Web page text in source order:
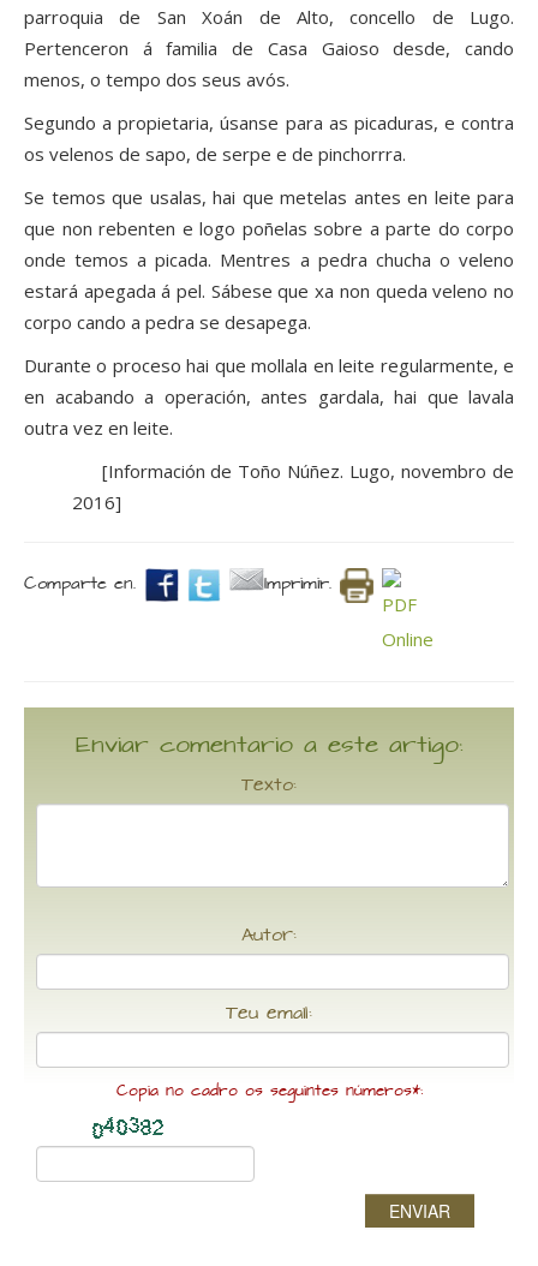
parroquia de San Xoán de Alto, concello de Lugo.
Pertenceron á familia de Casa Gaioso desde, cando
menos, o tempo dos seus avós.
Segundo a propietaria, úsanse para as picaduras, e contra
os velenos de sapo, de serpe e de pinchorrra.
Se temos que usalas, hai que metelas antes en leite para
que non rebenten e logo poñelas sobre a parte do corpo
onde temos a picada. Mentres a pedra chucha o veleno
estará apegada á pel. Sábese que xa non queda veleno no
corpo cando a pedra se desapega.
Durante o proceso hai que mollala en leite regularmente, e
en acabando a operación, antes gardala, hai que lavala
outra vez en leite.
[Información de Toño Núñez. Lugo, novembro de
2016]
Comparte en. Imprimir.
Enviar comentario a este artigo:
Texto:
Autor:
Teu email:
Copia no cadro os seguintes números*:
ENVIAR